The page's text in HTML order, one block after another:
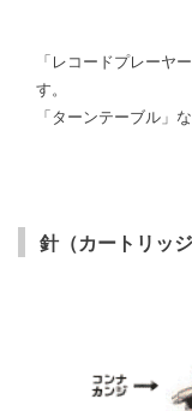
「レコードプレーヤ
す。
「ターンテーブル」
針（カートリッジ